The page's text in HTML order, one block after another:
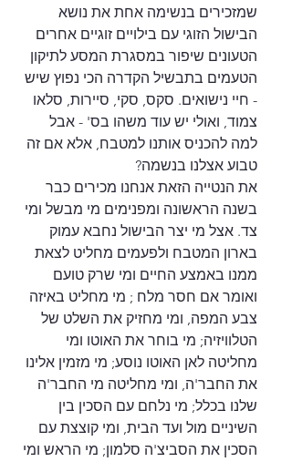
שמזכירים בנשימה אחת את נושא
הבישול הזוגי עם בילויים זוגיים אחרים
הטעונים שיפור במסגרת המסע לתיקון
הטעמים בתבשיל הקדרה הכי נפוץ שיש
- חיי נישואים. סקס, סקי, סיירות, סלאו
צמוד, ואולי יש עוד משהו בס' - אבל
למה להכניס אותנו למטבח, אלא אם זה
טבוע אצלנו בנשמה?
את הנטייה הזאת אנחנו מכירים כבר
בשנה הראשונה ומפנימים מי מבשל ומי
צד. אצל מי יצר הבישול נחבא עמוק
בארון המטבח ולפעמים מחליט לצאת
ממנו באמצע החיים ומי שרק טועם
ואומר אם חסר מלח ; מי מחליט באיזה
צבע המפה, ומי מחזיק את השלט של
הטלוויזיה; מי בוחר את האוטו ומי
מחליטה לאן האוטו נוסע; מי מזמין אלינו
את החבר'ה, ומי מחליטה מי החבר'ה
שלנו בכלל; מי נלחם עם הסכין בין
השיניים מול ועד הבית, ומי קוצצת עם
הסכין את הסביצ'ה סלמון; מי הראש ומי